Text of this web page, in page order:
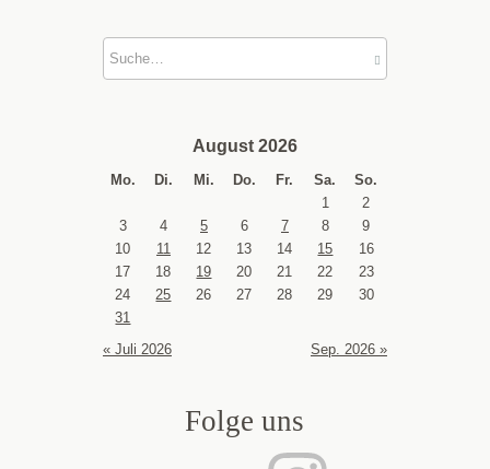
August 2026
Mo. Di. Mi. Do. Fr. Sa. So.
« Juli 2026 Sep. 2026 »
1
2
3
4 5 6 7 8
9
10
11 12 13 14 15
16
17
18 19 20 21 22
23
24
25 26 27 28 29
30
31
Folge uns